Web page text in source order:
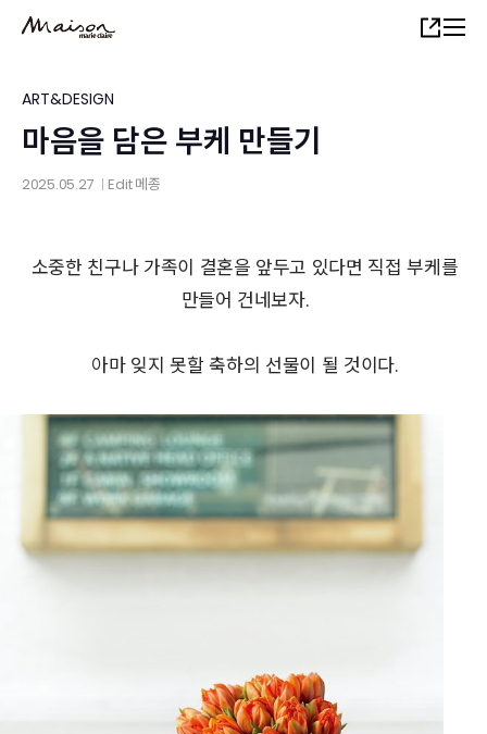
content
Share
ART&DESIGN
마음을 담은 부케 만들기
2025.05.27 Edit메종
소중한 친구나 가족이 결혼을 앞두고 있다면 직접 부케를
만들어 건네보자.
아마 잊지 못할 축하의 선물이 될 것이다.